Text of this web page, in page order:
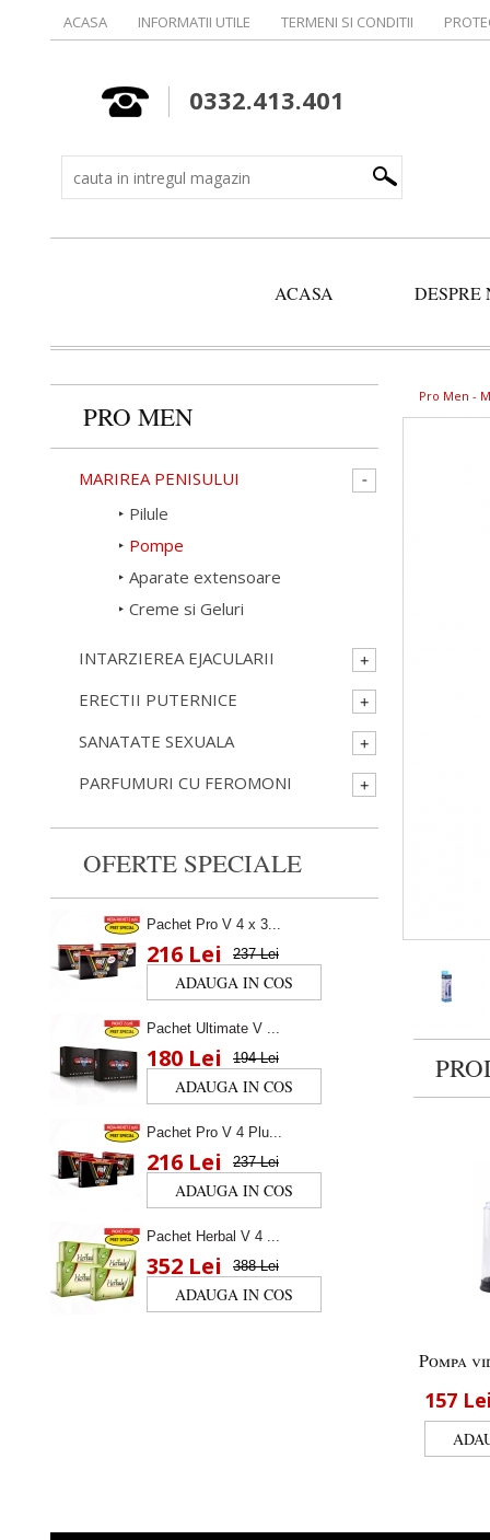
ACASA INFORMATII UTILE TERMENI SI CONDITII
0332.413.401
ACASA DESPRE
Pro Men -
Pompa
157
PRO MEN
MARIREA PENISULUI
Pilule
Pompe
Aparate extensoare
Creme si Geluri
INTARZIEREA EJACULARII
ERECTII PUTERNICE
SANATATE SEXUALA
PARFUMURI CU FEROMONI
OFERTE SPECIALE
Pachet Pro V 4 x 3...
216 Lei 237 Lei
Pachet Ultimate V ...
180 Lei 194 Lei
Pachet Pro V 4 Plu...
216 Lei 237 Lei
Pachet Herbal V 4 ...
352 Lei 388 Lei